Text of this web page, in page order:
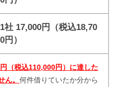
1社 17,000円（税込18,70
0円）
（税込110,000円）に達した
ん。 何件借りていたか分から